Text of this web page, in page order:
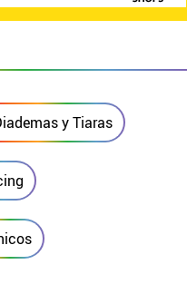
y Tiaras